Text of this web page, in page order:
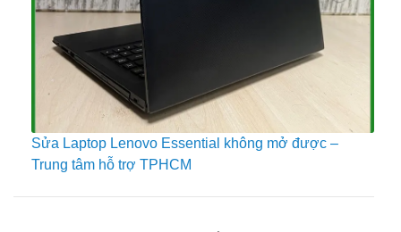
Sửa Laptop Lenovo Essential không mở được –
Trung tâm hỗ trợ TPHCM